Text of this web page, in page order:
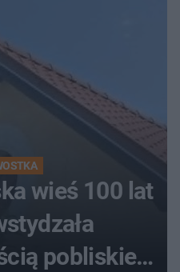
wieś 100 lat
pobliskie